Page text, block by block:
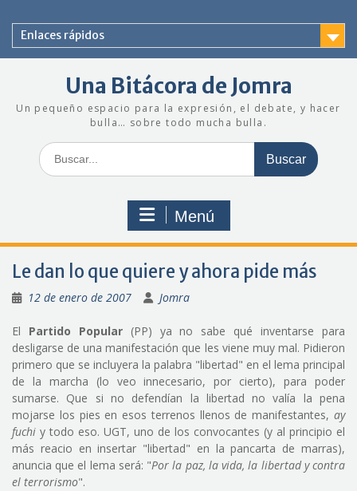
contenido
Enlaces rápidos
Una Bitácora de Jomra
Un pequeño espacio para la expresión, el debate, y hacer
bulla… sobre todo mucha bulla.
Buscar:
Menú
Le dan lo que quiere y ahora pide más
12 de enero de 2007 Jomra
El Partido Popular(PP) ya no sabe qué inventarse para
desligarse de una manifestación que les viene muy mal. Pidieron
primero que se incluyera la palabra "libertad" en el lema principal
de la marcha (lo veo innecesario, por cierto), para poder
sumarse. Que si no defendían la libertad no valía la pena
mojarse los pies en esos terrenos llenos de manifestantes, ay
fuchi y todo eso. UGT, uno de los convocantes (y al principio el
más reacio en insertar "libertad" en la pancarta de marras),
anuncia que el lema será: "Por la paz, la vida, la libertad y contra
el terrorismo".